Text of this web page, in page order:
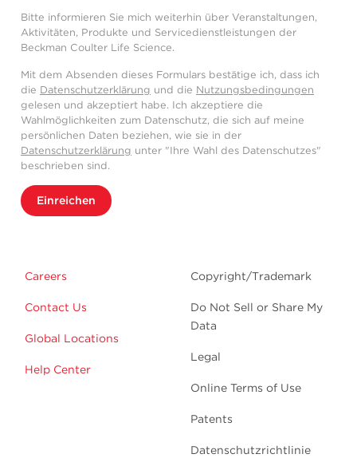
Bitte informieren Sie mich weiterhin über Veranstaltungen,
Aktivitäten, Produkte und Servicedienstleistungen der
Beckman Coulter Life Science.
Mit dem Absenden dieses Formulars bestätige ich, dass ich
die Datenschutzerklärung und die Nutzungsbedingungen
gelesen und akzeptiert habe. Ich akzeptiere die
Wahlmöglichkeiten zum Datenschutz, die sich auf meine
persönlichen Daten beziehen, wie sie in der
Datenschutzerklärung unter "Ihre Wahl des Datenschutzes"
beschrieben sind.
Einreichen
Careers
Contact Us
Global Locations
Help Center
Copyright/Trademark
Do Not Sell or Share My
Data
Legal
Online Terms of Use
Patents
Datenschutzrichtlinie